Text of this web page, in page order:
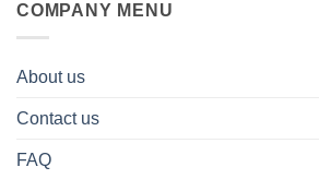
COMPANY MENU
About us
Contact us
FAQ